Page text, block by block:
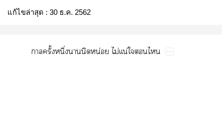
แก้ไขล่าสุด : 30 ธ.ค. 2562
​ั้​ึ่​​​น่​ไม่น่​​